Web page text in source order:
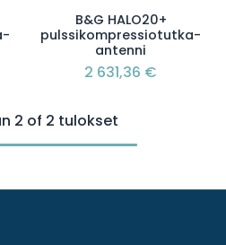
B&G HALO20+
pulssikompressiotutka-
antenni
2 631,36 €
2 of 2 tulokset